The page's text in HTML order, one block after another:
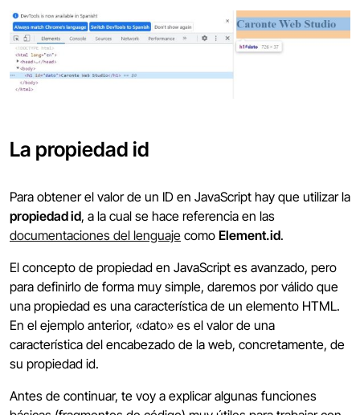
La propiedad id
Para obtener el valor de un ID en JavaScript hay que utilizar la
propiedad id, a la cual se hace referencia en las
documentaciones del lenguaje como Element.id.
El concepto de propiedad en JavaScript es avanzado, pero
para definirlo de forma muy simple, daremos por válido que
una propiedad es una característica de un elemento HTML.
En el ejemplo anterior, «dato» es el valor de una
característica del encabezado de la web, concretamente, de
su propiedad id.
Antes de continuar, te voy a explicar algunas funciones